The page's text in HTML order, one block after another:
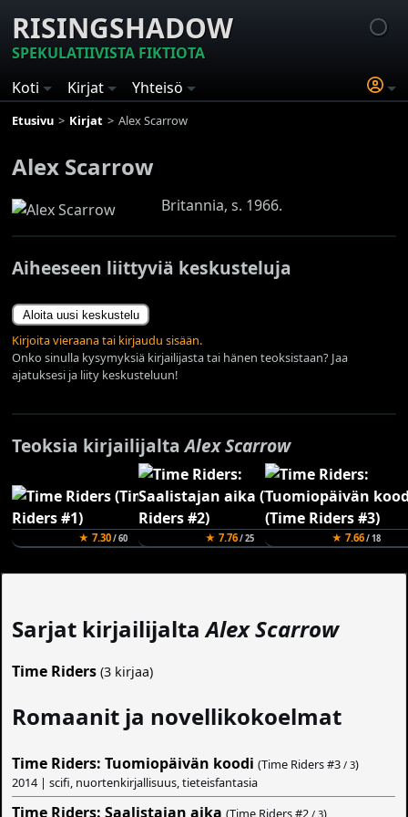
RISINGSHADOW
SPEKULATIIVISTA FIKTIOTA
Koti
Kirjat Yhteisö
Etusivu Kirjat Alex Scarrow
Alex Scarrow
Britannia, s. 1966.
Aiheeseen liittyviä keskusteluja
Aloita uusi keskustelu
Kirjoita vieraana tai kirjaudu sisään.
Onko sinulla kysymyksiä kirjailijasta tai hänen teoksistaan? Jaa
ajatuksesi ja liity keskusteluun!
Teoksia kirjailijaltaAlex Scarrow
★ 7.30/ 60 ★ 7.76/ 25 ★ 7.66/ 18
Sarjat kirjailijaltaAlex Scarrow
Time Riders (3 kirjaa)
Romaanit ja novellikokoelmat
Time Riders: Tuomiopäivän koodi (Time Riders #3 / 3)
2014 | scifi, nuortenkirjallisuus, tieteisfantasia
Time Riders: Saalistajan aika (Time Riders #2 / 3)